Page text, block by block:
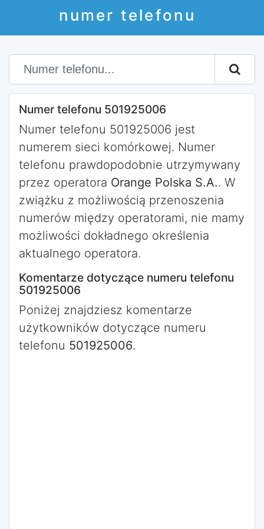
numer telefonu
Numer telefonu 501925006
Numer telefonu 501925006 jest
numerem sieci komórkowej. Numer
telefonu prawdopodobnie utrzymywany
przez operatora Orange Polska S.A.. W
zwiążku z możliwością przenoszenia
numerów między operatorami, nie mamy
możliwości dokładnego określenia
aktualnego operatora.
Komentarze dotyczące numeru telefonu
501925006
Poniżej znajdziesz komentarze
użytkowników dotyczące numeru
telefonu 501925006.